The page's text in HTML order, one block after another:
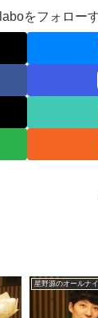
をフォロー
星野源のオールナ